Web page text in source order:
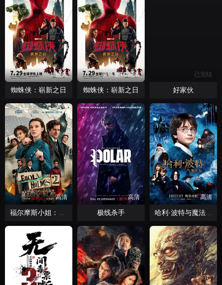
抢先
蜘蛛侠：崭新之日
更新至TC高清
蜘蛛侠：崭新之日
已完结
好家伙
高清
福尔摩斯小姐：伦敦厄运
高清
极线杀手
高清
哈利·波特与魔法石